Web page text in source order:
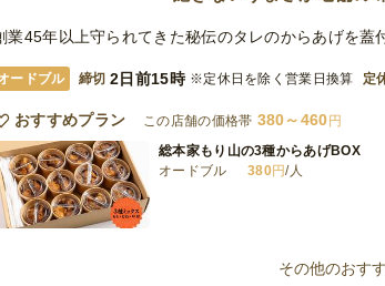
業45年以上守られてきた秘伝のタレのからあげを
ードブル 締切 2日前15時 ※定休日を除く営業日換算 定
おすすめプラン この店舗の価格帯 380～460 円
総本家もり山の3種からあげBOX
オードブル
380円/人
円/人
その他のおす